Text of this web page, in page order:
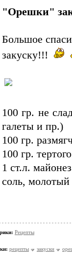
"Орешки"
Большое
закуску!!!
100 гр. не
галеты и пр.)
100 гр.
100 гр.
1 ст.л.
соль, молотый
Рецепты
рецепты закуски